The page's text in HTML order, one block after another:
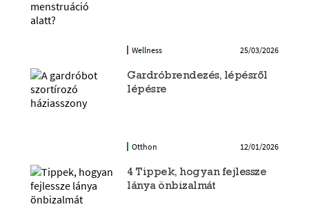
Wellness 25/03/2026
Gardróbrendezés, lépésről
lépésre
Otthon 12/01/2026
4 Tippek, hogyan fejlessze
lánya önbizalmát